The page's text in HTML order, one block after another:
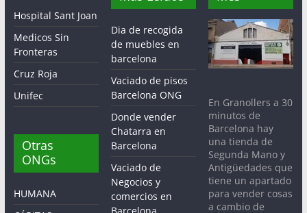
Hospital Sant Joan
Medicos Sin
Fronteras
Cruz Roja
Unifec
Otras
ONGs
HUMANA
Dia de recogida
de muebles en
barcelona
Vaciado de pisos
Barcelona ONG
Donde vender
Chatarra en
Barcelona
Vaciado de
Negocios y
comercios en
En Granollers a 30
minutos de
Barcelona hay
una tienda de
Segunda Mano y
Antigüedades que
tiene un apartado
para vender cosas
a cambio de